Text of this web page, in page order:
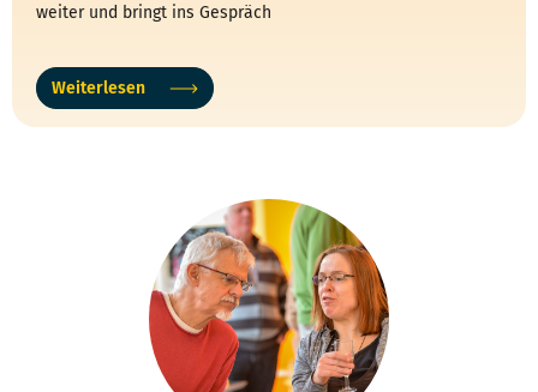
weiter und bringt ins Gespräch
Weiterlesen